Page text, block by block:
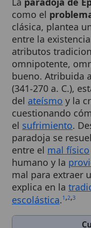
clásica, plantea
entre la existencia
atributos
omnipotente,
bueno. Atribuida al
(341-270 a. C.),
delateísmoy la
cuestionando
el sufrimiento
.
paradoja se
entre elmal físicoy
humano y la
mal para extraer
explica en la
escolástica. , 2,